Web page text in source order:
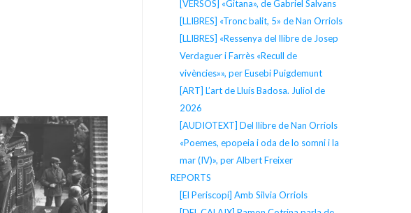
[VERSOS] «Gitana», de Gabriel Salvans
[LLIBRES] «Tronc balit, 5» de Nan Orriols
[LLIBRES] «Ressenya del llibre de Josep
Verdaguer i Farrès «Recull de
vivències»», per Eusebi Puigdemunt
[ART] L’art de Lluís Badosa. Juliol de
2026
[AUDIOTEXT] Del llibre de Nan Orriols
«Poemes, epopeia i oda de lo somni i la
mar (IV)», per Albert Freixer
REPORTS
[El Periscopi] Amb Silvia Orriols